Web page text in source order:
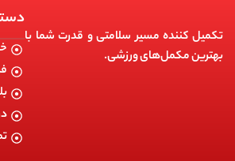
تکمیل کننده مسیر سلامتی و قدرت شما با
بهترین مکمل‌های ورزشی.